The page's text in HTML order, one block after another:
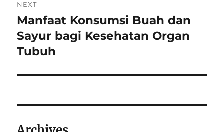
NEXT
Next
post:
Manfaat Konsumsi Buah dan
Sayur bagi Kesehatan Organ
Tubuh